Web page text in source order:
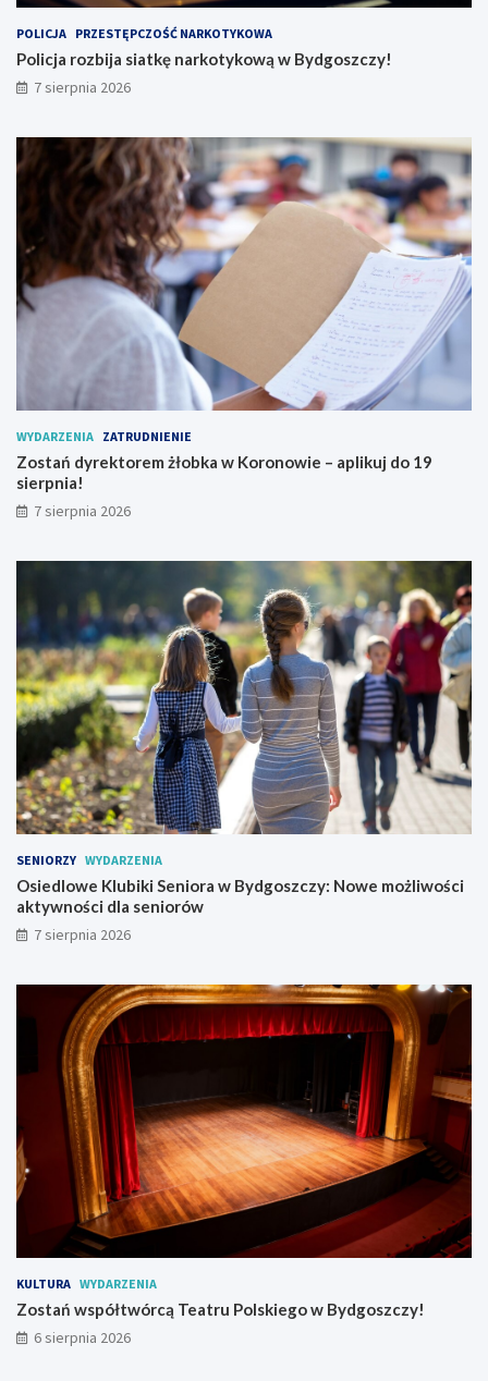
a
r
k
o
y
k
w
B
y
d
g
c
z
y
!
a
w
K
o
o
n
e
–
a
p
l
j
d
o
1
9
s
n
a
!
POLICJA PRZESTĘPCZOŚĆ NARKOTYKOWA
Policja rozbija siatkę narkotykową w Bydgoszczy!
7 sierpnia 2026
WYDARZENIA ZATRUDNIENIE
Zostań dyrektorem żłobka w Koronowie – aplikuj do 19
sierpnia!
7 sierpnia 2026
SENIORZY WYDARZENIA
Osiedlowe Klubiki Seniora w Bydgoszczy: Nowe możliwości
aktywności dla seniorów
7 sierpnia 2026
KULTURA WYDARZENIA
Zostań współtwórcą Teatru Polskiego w Bydgoszczy!
6 sierpnia 2026